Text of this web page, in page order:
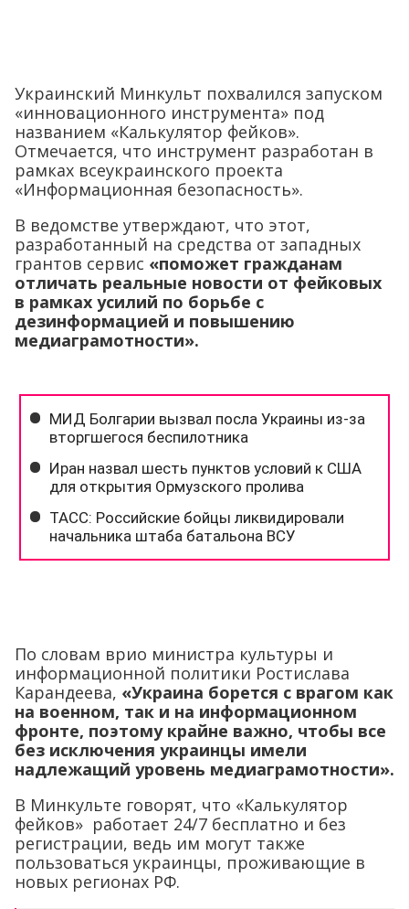
Украинский Минкульт похвалился запуском
«инновационного инструмента» под
названием «Калькулятор фейков».
Отмечается, что инструмент разработан в
рамках всеукраинского проекта
«Информационная безопасность».
В ведомстве утверждают, что этот,
разработанный на средства от западных
грантов сервис «поможет гражданам
отличать реальные новости от фейковых
в рамках усилий по борьбе с
дезинформацией и повышению
медиаграмотности».
По словам врио министра культуры и
информационной политики Ростислава
Карандеева, «Украина борется с врагом как
на военном, так и на информационном
фронте, поэтому крайне важно, чтобы все
без исключения украинцы имели
надлежащий уровень медиаграмотности».
В Минкульте говорят, что «Калькулятор
фейков» работает 24/7 бесплатно и без
регистрации, ведь им могут также
пользоваться украинцы, проживающие в
новых регионах РФ.